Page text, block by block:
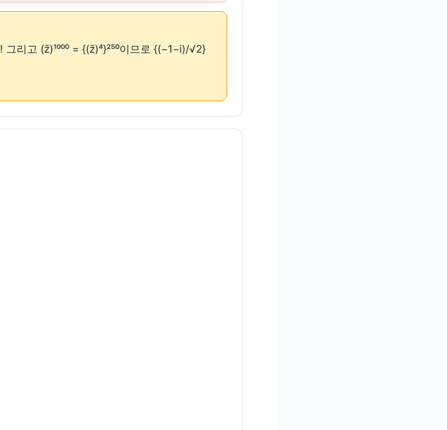
! 그리고 (z̄)¹⁰⁰⁰ = {(z̄)⁴}²⁵⁰이므로 {(−1−i)/√2}